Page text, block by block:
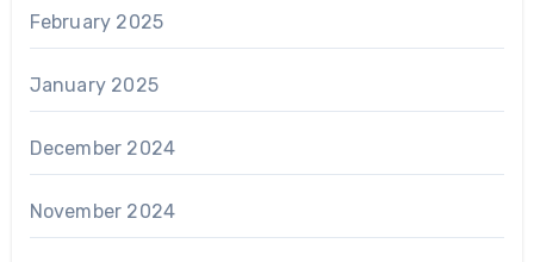
February 2025
January 2025
December 2024
November 2024